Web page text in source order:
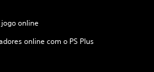
jogo online
online com o PS Plus